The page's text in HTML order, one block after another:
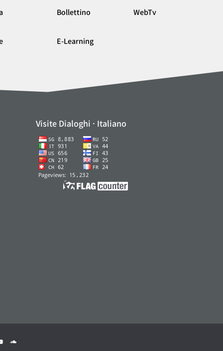
Bollettino WebTv
E-Learning
Visite Dialoghi · Italiano